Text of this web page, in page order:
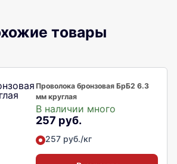
товары
Проволока бронзовая БрБ2 6.3
мм круглая
В наличии много
257 руб.
257 руб./кг